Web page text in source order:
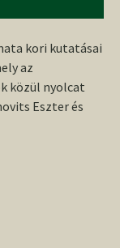
kori kutatásai
az
közül nyolcat
Eszter és